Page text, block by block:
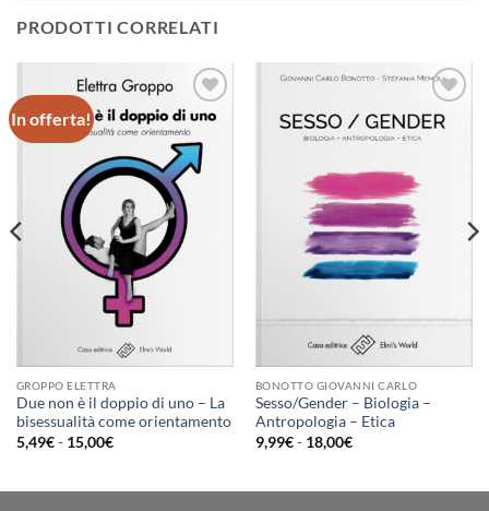
PRODOTTI CORRELATI
In offerta!
Aggiungi
alla lista
dei
desideri
GROPPO ELETTRA
Due non è il doppio di uno – La
bisessualità come orientamento
5,49€ - 15,00€Fascia
Aggiungi
alla lista
BONOTTO GIOVANNI CARLO
Sesso/Gender – Biologia –
Antropologia – Etica
9,99€ - 18,00€Fascia